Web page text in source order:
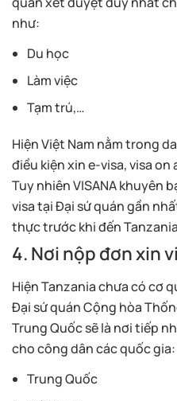
như:
Du học
Làm việc
Tạm trú,…
Hiện Việt Nam nằm trong
điều kiện xin e-visa, visa on
Tuy nhiên VISANA khuyên
visa tại Đại sứ quán gần
thực trước khi đến
4. Nơi nộp đơn xin
Hiện Tanzania chưa có cơ
Đại sứ quán Cộng hòa
Trung Quốc sẽ là nơi tiếp
cho công dân các quốc gia:
Trung Quốc